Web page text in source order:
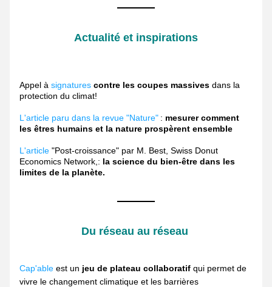
Actualité et inspirations
Appel à signatures contre les coupes massives dans la
protection du climat!
L'article paru dans la revue "Nature" : mesurer comment
les êtres humains et la nature prospèrent ensemble
L'article "Post-croissance" par M. Best, Swiss Donut
Economics Network,: la science du bien-être dans les
limites de la planète.
Du réseau au réseau
Cap'able est un jeu de plateau collaboratif qui permet de
vivre le changement climatique et les barrières